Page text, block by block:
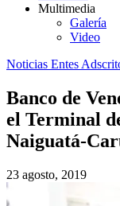
Multimedia
Galería
Video
Noticias Entes
Banco de
el Terminal
Naiguatá-
23 agosto, 2019